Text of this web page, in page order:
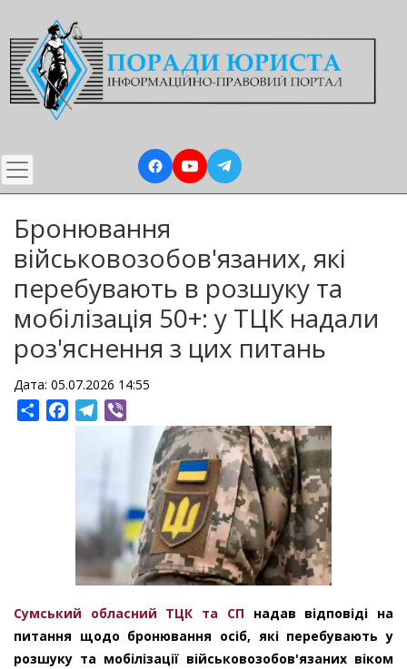
до
основного
вмісту
Бронювання
військовозобов'язаних, які
перебувають в розшуку та
мобілізація 50+: у ТЦК надали
роз'яснення з цих питань
Дата: 05.07.2026 14:55
ShareFacebookTelegram
Сумський обласний ТЦК та СП
надав відповіді на
питання щодо бронювання осіб, які перебувають у
розшуку та мобілізації військовозобов'язаних віком